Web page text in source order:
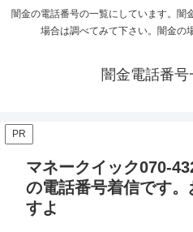
闇金の電話番号の一覧にしています。闇
場合は調べてみて下さい。闇金の
闇金電話番号
PR
マネークイック070-
の電話番号着信です
すよ